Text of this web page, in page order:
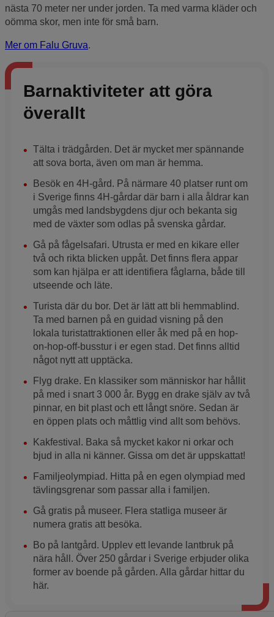
nästa 70 meter ner under jorden. Ta med varma kläder och
oömma skor, men inte för små barn.
Mer om Falu Gruva.
Barnaktiviteter att göra
överallt
Tälta i trädgården. Det är mycket mer spännande
att sova borta, även om man är hemma.
Besök en 4H-gård. På närmare 40 platser runt om
i Sverige finns 4H-gårdar där barn i alla åldrar kan
umgås med landsbygdens djur och bekanta sig
med de växter som odlas på svenska gårdar.
Gå på fågelsafari. Utrusta er med en kikare eller
två och rikta blicken uppåt. Det finns flera appar
som kan hjälpa er att identifiera fåglarna, både till
utseende och läte.
Turista där du bor. Det är lätt att bli hemmablind.
Ta med barnen på en guidad visning på den
lokala turistattraktionen eller åk med på en hop-
on-hop-off-busstur i er egen stad. Det finns alltid
något nytt att upptäcka.
Flyg drake. En klassiker som människor har hållit
på med i snart 3 000 år. Bygg en drake själv av två
pinnar, en bit plast och ett långt snöre. Sedan är
en öppen plats och måttlig vind allt som behövs.
Kakfestival. Baka så mycket kakor ni orkar och
bjud in alla ni känner. Gissa om det är uppskattat!
Familjeolympiad. Hitta på en egen olympiad med
tävlingsgrenar som passar alla i familjen.
Gå gratis på museer. Flera statliga museer är
numera gratis att besöka.
Bo på lantgård. Upplev ett levande lantbruk på
nära håll. Över 250 gårdar i Sverige erbjuder olika
former av boende på gården. Alla gårdar hittar du
här.